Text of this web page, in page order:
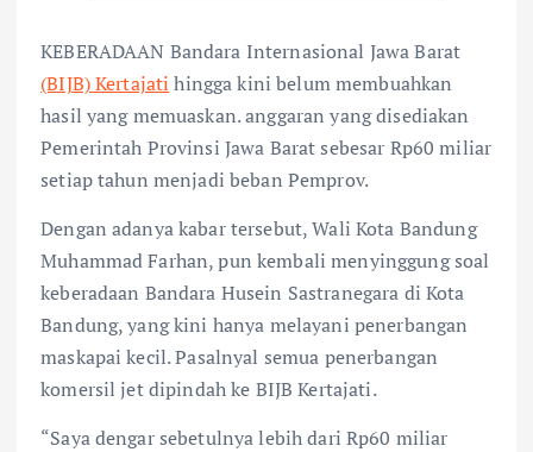
KEBERADAAN Bandara Internasional Jawa Barat
(BIJB) Kertajati hingga kini belum membuahkan
hasil yang memuaskan. anggaran yang disediakan
Pemerintah Provinsi Jawa Barat sebesar Rp60 miliar
setiap tahun menjadi beban Pemprov.
Dengan adanya kabar tersebut, Wali Kota Bandung
Muhammad Farhan, pun kembali menyinggung soal
keberadaan Bandara Husein Sastranegara di Kota
Bandung, yang kini hanya melayani penerbangan
maskapai kecil. Pasalnyal semua penerbangan
komersil jet dipindah ke BIJB Kertajati.
“Saya dengar sebetulnya lebih dari Rp60 miliar